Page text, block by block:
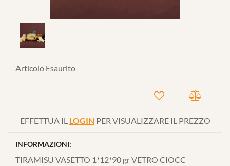
Articolo Esaurito
EFFETTUA IL LOGIN PER VISUALIZZARE IL PREZZO
INFORMAZIONI:
TIRAMISU VASETTO 1*12*90 gr VETRO CIOCC